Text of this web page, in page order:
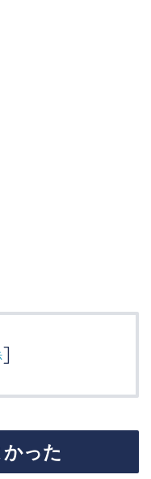
]
った